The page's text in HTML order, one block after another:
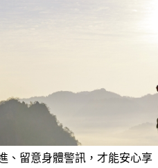
、留意身體警訊，才能安心享